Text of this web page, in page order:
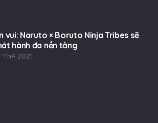
vui: Naruto × Boruto Ninja Tribes sẽ
hành đa nền tảng
Th4 2021